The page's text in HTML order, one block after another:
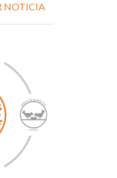
NOTICIA